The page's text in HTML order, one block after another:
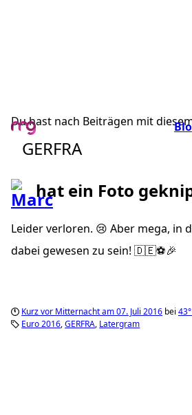
Du hast nach Beiträgen mit
GERFRA
hat ein Foto
Leider verloren. 😢 Aber mega, in
dabei gewesen zu sein! 🇩🇪⚽️🎉
Kurz vor Mitternacht am 07. Juli 2016 bei 43°
Euro 2016 GERFRA Latergram